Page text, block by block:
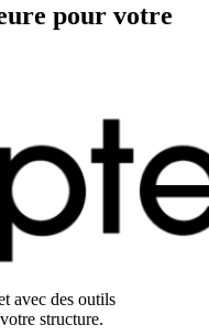
pour votre
avec des outils
structure.